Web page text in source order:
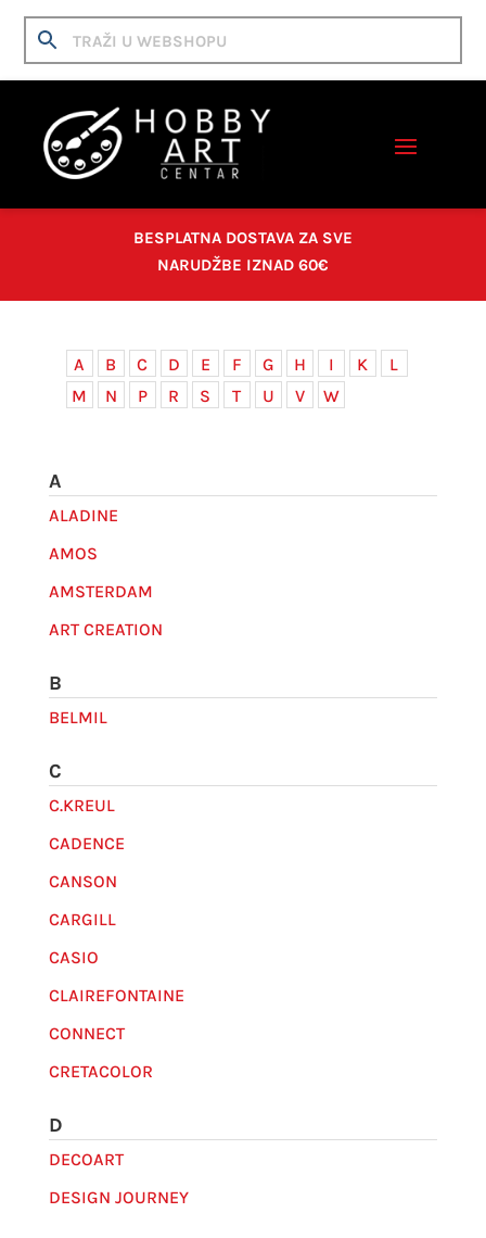
BESPLATNA DOSTAVA ZA SVE
NARUDŽBE IZNAD 60€
A B C D E F G H I K
L
M
N P R S T U V W
A
ALADINE
AMOS
AMSTERDAM
ART CREATION
B
BELMIL
C
C.KREUL
CADENCE
CANSON
CARGILL
CASIO
CLAIREFONTAINE
CONNECT
CRETACOLOR
D
DECOART
DESIGN JOURNEY